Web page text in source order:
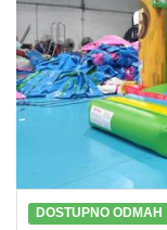
DOSTUPNO ODMAH